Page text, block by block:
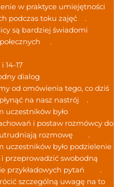
w praktyce umiejętności
podczas toku zajęć
.
są bardziej świadomi
.
14-17
dialog
od omówienia tego, co dziś
na nasz nastrój
.
uczestników było
i postaw rozmówcy do
rozmowę
.
uczestników było podzielenie
przeprowadzić swobodną
przykładowych pytań
.
szczególną uwagę na to